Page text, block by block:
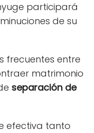
participará
de su
frecuentes entre
matrimonio
separación de
efectiva tanto